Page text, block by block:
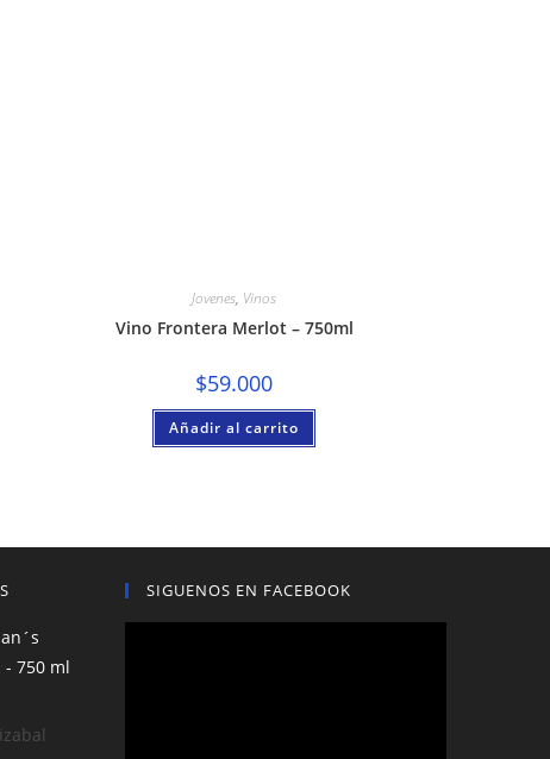
Jovenes, Vinos
Vino Frontera Merlot – 750ml
$59.000
Añadir al carrito
- 750 ml
SIGUENOS EN FACEBOOK